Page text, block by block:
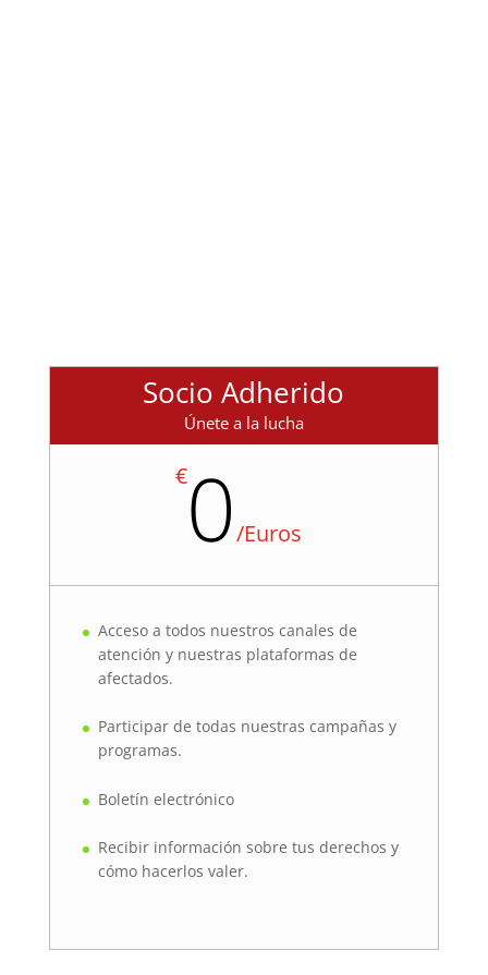
Socio Adherido
Únete a la lucha
€0/Euros
Acceso a todos nuestros canales de
atención y nuestras plataformas de
afectados.
Participar de todas nuestras campañas y
programas.
Boletín electrónico
Recibir información sobre tus derechos y
cómo hacerlos valer.